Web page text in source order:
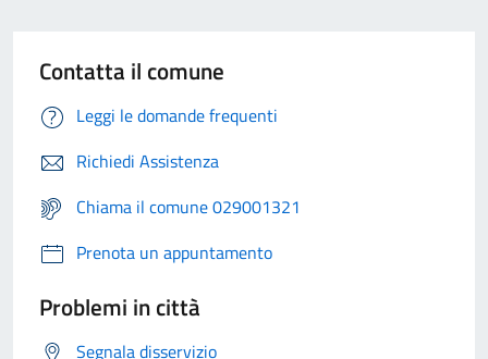
Contatta il comune
Leggi le domande frequenti
Richiedi Assistenza
Chiama il comune 029001321
Prenota un appuntamento
Problemi in città
Segnala disservizio